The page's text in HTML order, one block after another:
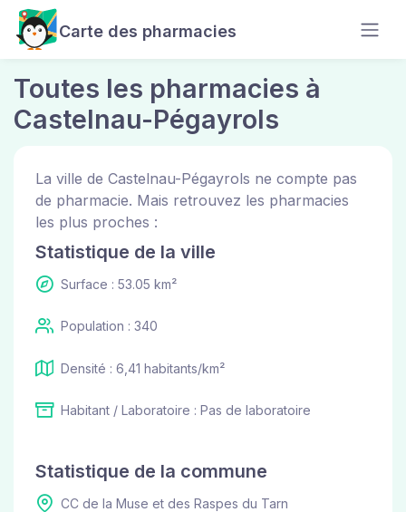
Carte des pharmacies
Toutes les pharmacies à
Castelnau-Pégayrols
La ville de Castelnau-Pégayrols ne compte pas
de pharmacie. Mais retrouvez les pharmacies
les plus proches :
Statistique de la ville
Surface : 53.05 km²
Population : 340
Densité : 6,41 habitants/km²
Habitant / Laboratoire : Pas de laboratoire
Statistique de la commune
CC de la Muse et des Raspes du Tarn